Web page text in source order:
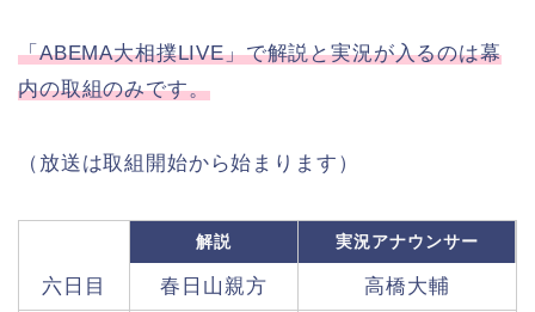
「ABEMA大相撲LIVE」で解説と実況が入るのは幕
内の取組のみです。
（放送は取組開始から始まります）
解説 実況アナウンサー
六日目 春日山親方 高橋大輔